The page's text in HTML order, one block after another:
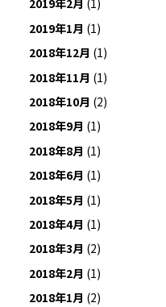
2019年2月 (1)
2019年1月 (1)
2018年12月 (1)
2018年11月 (1)
2018年10月 (2)
2018年9月 (1)
2018年8月 (1)
2018年6月 (1)
2018年5月 (1)
2018年4月 (1)
2018年3月 (2)
2018年2月 (1)
2018年1月 (2)